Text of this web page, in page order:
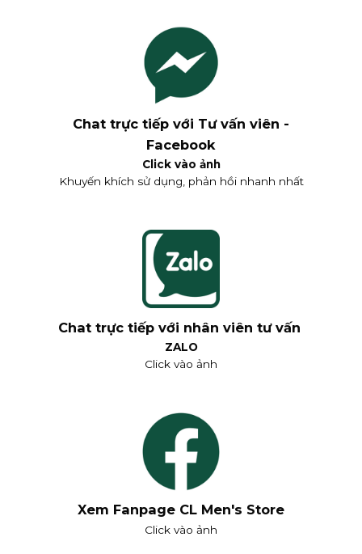
Chat trực tiếp với Tư vấn viên -
Facebook
Click vào ảnh
Khuyến khích sử dụng, phản hồi nhanh nhất
Chat trực tiếp với nhân viên tư vấn
ZALO
Click vào ảnh
Xem Fanpage CL Men's Store
Click vào ảnh